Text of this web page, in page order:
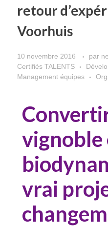
retour
Voorhuis
10 novembre 2016 par
Certifiés TALENTS
Management équipes
vignoble
vrai